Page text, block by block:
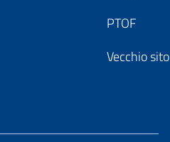
PTOF
Vecchio sito